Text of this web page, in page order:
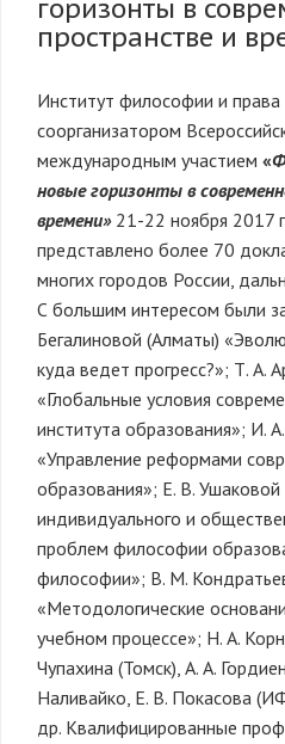
горизонты в
пространстве и
Институт философии и
соорганизатором
международным участием «
новые горизонты в
времени» 21-22 ноября 2017
представлено более 70
многих городов России,
С большим интересом были
Бегалиновой (Алматы)
куда ведет прогресс?»; Т. А.
«Глобальные условия
института образования»; И.
«Управление реформами
образования»; Е. В.
индивидуального и
проблем философии
философии»; В. М.
«Методологические
учебном процессе»; Н. А.
Чупахина (Томск), А. А.
Наливайко, Е. В. Покасова
др. Квалифицированные